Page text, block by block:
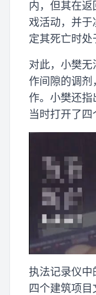
内，但其在
戏活动，并于
定其死亡时处
对此，小樊
作间隙的调剂
作。小樊还指
当时打开了四
执法记录仪中
四个建筑项目